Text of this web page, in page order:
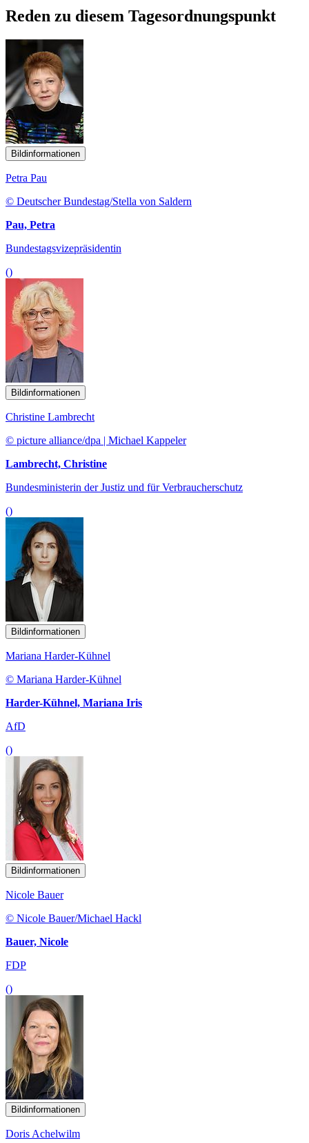
Reden zu diesem Tagesordnungspunkt
Bildinformationen
Petra Pau
© Deutscher Bundestag/Stella von Saldern
Pau, Petra
Bundestagsvizepräsidentin
()
Bildinformationen
Christine Lambrecht
© picture alliance/dpa | Michael Kappeler
Lambrecht, Christine
Bundesministerin der Justiz und für Verbraucherschutz
()
Bildinformationen
Mariana Harder-Kühnel
© Mariana Harder-Kühnel
Harder-Kühnel, Mariana Iris
AfD
()
Bildinformationen
Nicole Bauer
© Nicole Bauer/Michael Hackl
Bauer, Nicole
FDP
()
Bildinformationen
Doris Achelwilm